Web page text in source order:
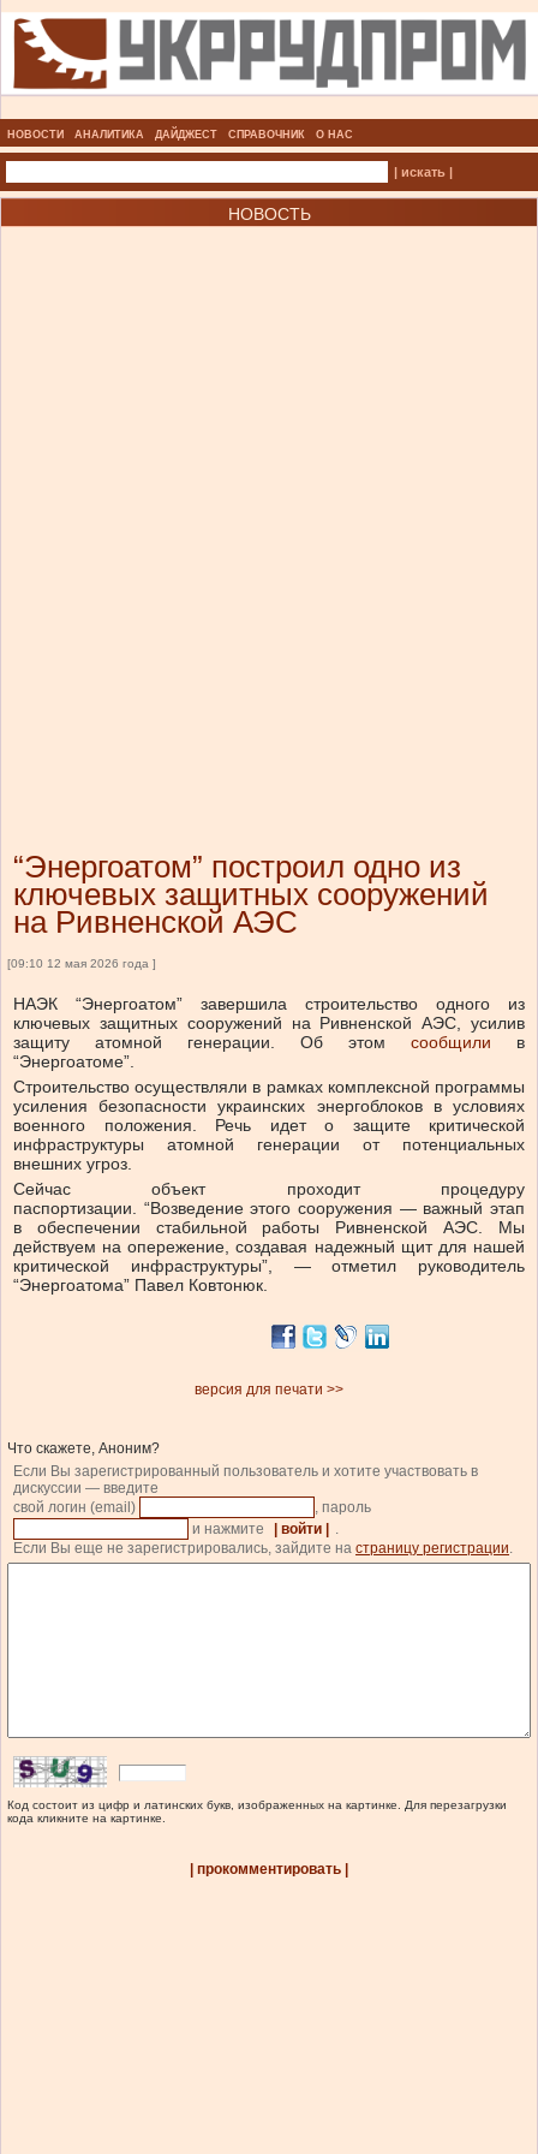
НОВОСТИ АНАЛИТИКА ДАЙДЖЕСТ СПРАВОЧНИК О НАС
| искать |
НОВОСТЬ
“Энергоатом” построил одно из
ключевых защитных сооружений
на Ривненской АЭС
[09:10 12 мая 2026 года ]
НАЭК “Энергоатом” завершила строительство одного из
ключевых защитных сооружений на Ривненской АЭС, усилив
защиту атомной генерации.
Об этом сообщили
в
“Энергоатоме”.
Строительство осуществляли в рамках комплексной программы
усиления безопасности украинских энергоблоков в условиях
военного положения. Речь идет о защите критической
инфраструктуры атомной генерации от потенциальных
внешних угроз.
Сейчас объект проходит процедуру
паспортизации. “Возведение этого сооружения — важный этап
в обеспечении стабильной работы Ривненской АЭС. Мы
действуем на опережение, создавая надежный щит для нашей
критической инфраструктуры”, — отметил руководитель
“Энергоатома” Павел Ковтонюк.
версия для печати >>
Что скажете, Аноним?
Если Вы зарегистрированный пользователь и хотите участвовать в
дискуссии — введите
свой логин (email)
, пароль
и нажмите
| войти |
.
Если Вы еще не зарегистрировались, зайдите на страницу регистрации.
Код состоит из цифр и латинских букв, изображенных на картинке. Для перезагрузки
кода кликните на картинке.
| прокомментировать |